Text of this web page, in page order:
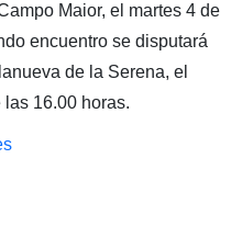
Maior, el martes 4 de
encuentro se disputará
de la Serena, el
16.00 horas.